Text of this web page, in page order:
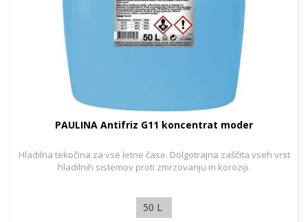
PAULINA Antifriz G11 koncentrat moder
Hladilna tekočina za vse letne čase. Dolgotrajna zaščita vseh vrst
hladilnih sistemov proti zmrzovanju in koroziji.
50 L